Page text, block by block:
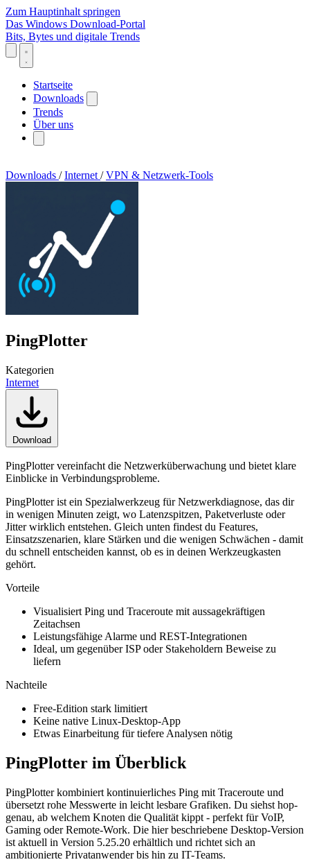
Zum Hauptinhalt springen
Das Windows Download-Portal
Bits, Bytes und digitale Trends
Startseite
Downloads
Trends
Über uns
Downloads / Internet / VPN & Netzwerk-Tools
PingPlotter
Kategorien
Internet
Download
PingPlotter vereinfacht die Netzwerküberwachung und bietet klare
Einblicke in Verbindungsprobleme.
PingPlotter ist ein Spezialwerkzeug für Netzwerkdiagnose, das dir
in wenigen Minuten zeigt, wo Latenzspitzen, Paketverluste oder
Jitter wirklich entstehen. Gleich unten findest du Features,
Einsatzszenarien, klare Stärken und die wenigen Schwächen - damit
du schnell entscheiden kannst, ob es in deinen Werkzeugkasten
gehört.
Vorteile
Visualisiert Ping und Traceroute mit aussagekräftigen
Zeitachsen
Leistungsfähige Alarme und REST-Integrationen
Ideal, um gegenüber ISP oder Stakeholdern Beweise zu
liefern
Nachteile
Free-Edition stark limitiert
Keine native Linux-Desktop-App
Etwas Einarbeitung für tiefere Analysen nötig
PingPlotter im Überblick
PingPlotter kombiniert kontinuierliches Ping mit Traceroute und
übersetzt rohe Messwerte in leicht lesbare Grafiken. Du siehst hop-
genau, ab welchem Knoten die Qualität kippt - perfekt für VoIP,
Gaming oder Remote-Work. Die hier beschriebene Desktop-Version
ist aktuell in Version 5.25.20 erhältlich und richtet sich an
ambitionierte Privatanwender bis hin zu IT-Teams.